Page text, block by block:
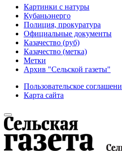
Картинки с натуры
Кубаньэнерго
Полиция, прокуратура
Официальные документы
Казачество (руб)
Казачество (метка)
Метки
Архив "Сельской газеты"
Пользовательское
Карта сайта